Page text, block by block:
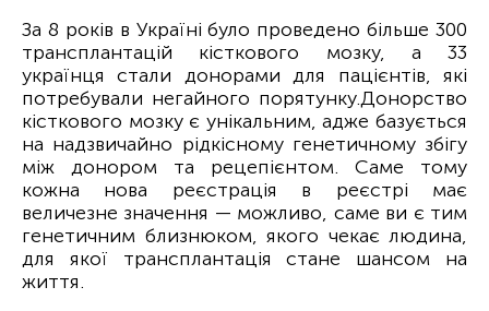
За 8 років в Україні було проведено більше 300
трансплантацій кісткового мозку, а 33
українця стали донорами для пацієнтів, які
потребували негайного порятунку.Донорство
кісткового мозку є унікальним, адже базується
на надзвичайно рідкісному генетичному збігу
між донором та рецепієнтом. Саме тому
кожна нова реєстрація в реєстрі має
величезне значення — можливо, саме ви є тим
генетичним близнюком, якого чекає людина,
для якої трансплантація стане шансом на
життя.